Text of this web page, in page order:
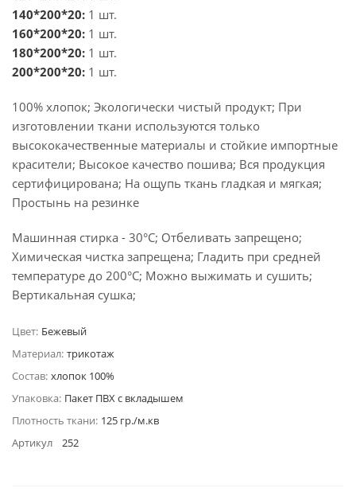
140*200*20: 1 шт.
160*200*20: 1 шт.
180*200*20: 1 шт.
200*200*20: 1 шт.
100% хлопок; Экологически чистый продукт; При
изготовлении ткани используются только
высококачественные материалы и стойкие импортные
красители; Высокое качество пошива; Вся продукция
сертифицирована; На ощупь ткань гладкая и мягкая;
Простынь на резинке
Машинная стирка - 30°C; Отбеливать запрещено;
Химическая чистка запрещена; Гладить при средней
температуре до 200°С; Можно выжимать и сушить;
Вертикальная сушка;
Цвет: Бежевый
Материал: трикотаж
Состав: хлопок 100%
Упаковка: Пакет ПВХ с вкладышем
Плотность ткани: 125 гр./м.кв
Артикул
252